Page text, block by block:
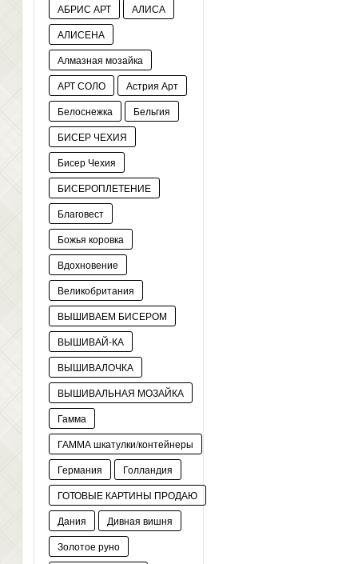
АБРИС АРТ
АЛИСА
АЛИСЕНА
Алмазная мозайка
АРТ СОЛО
Астрия Арт
Белоснежка
Бельгия
БИСЕР ЧЕХИЯ
Бисер Чехия
БИСЕРОПЛЕТЕНИЕ
Благовест
Божья коровка
Вдохновение
Великобритания
ВЫШИВАЕМ БИСЕРОМ
ВЫШИВАЙ-КА
ВЫШИВАЛОЧКА
ВЫШИВАЛЬНАЯ МОЗАЙКА
Гамма
ГАММА шкатулки/контейнеры
Германия
Голландия
ГОТОВЫЕ КАРТИНЫ ПРОДАЮ
Дания
Дивная вишня
Золотое руно